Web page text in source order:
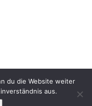
du die Website weiter
aus.